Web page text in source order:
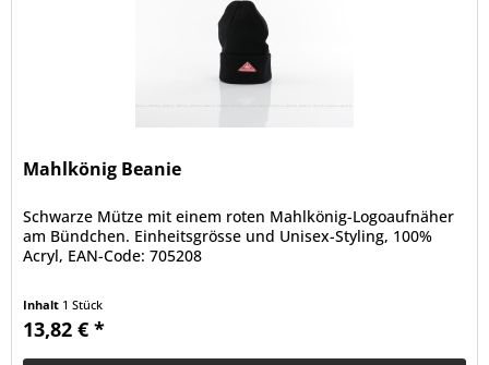
Mahlkönig Beanie
Schwarze Mütze mit einem roten Mahlkönig-Logoaufnäher
am Bündchen. Einheitsgrösse und Unisex-Styling, 100%
Acryl, EAN-Code: 705208
Inhalt 1 Stück
13,82 € *